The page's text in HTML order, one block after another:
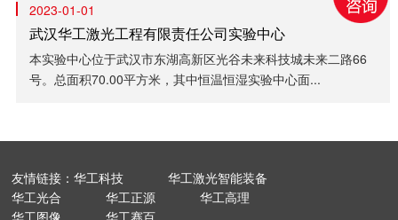
2023-01-01
武汉华工激光工程有限责任公司实验中心
本实验中心位于武汉市东湖高新区光谷未来科技城未来二路66
号。总面积70.00平方米，其中恒温恒湿实验中心面...
友情链接：华工科技
华工激光智能装备
华工光合
华工正源
华工高理